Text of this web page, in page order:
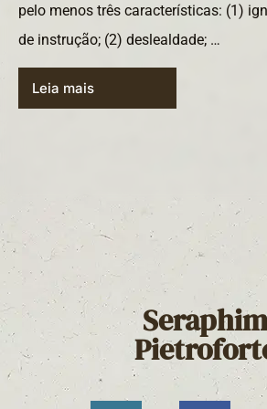
pelo menos três características: (1)
de instrução; (2) deslealdade; …
Leia mais
Seraphim